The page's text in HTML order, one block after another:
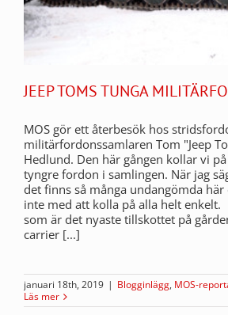
JEEP TOMS TUNGA
MOS gör ett återbesök hos
militärfordonssamlaren Tom "Jeep
Hedlund. Den här gången kollar vi
tyngre fordon i samlingen. När jag
det finns så många undangömda
inte med att kolla på alla helt
som är det nyaste tillskottet på
carrier [...]
januari 18th, 2019 | Blogginlägg, MOS-
Läs mer